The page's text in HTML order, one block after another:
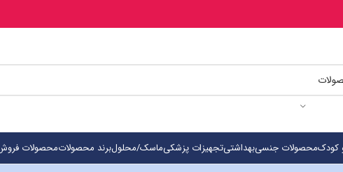
کودکمحصولات جنسیبهداشتیتجهیزات پزشکیماسک/محلولبرند محصولاتمحصولات